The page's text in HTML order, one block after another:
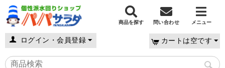
商品を探す 問い合わせ メニュー
ログイン・会員登録 カートは空です